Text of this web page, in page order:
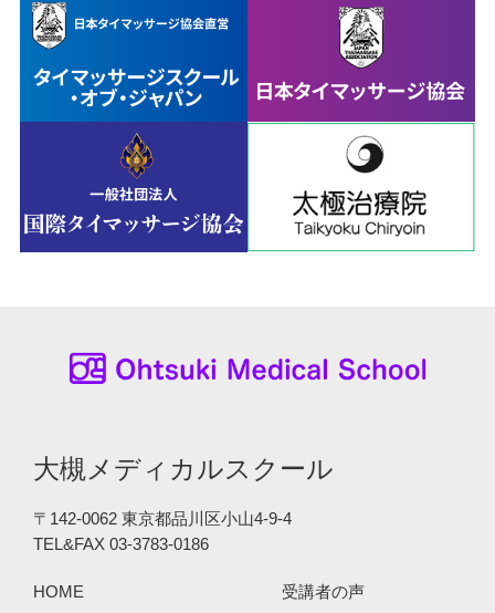
大槻メディカルスクール
〒142-0062 東京都品川区小山4-9-4
TEL&FAX 03-3783-0186
HOME
受講者の声